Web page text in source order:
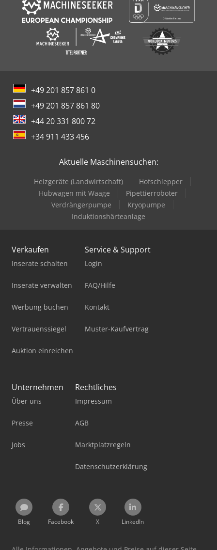
+49 201 857 861 0
+49 201 857 861 80
+44 20 331 800 72
+34 911 433 456
Aktuelle Maschinensuchen:
Heizgeräte (Landwirtschaft)
Hofschlepper
Hubwagen mit Waage
Pipettierroboter
Verdrängerpumpe
Kryopumpe
Induktionshärteanlage
Verkaufen
Inserate schalten
Inserate verwalten
Werbung buchen
Vertrauenssiegel
Auktion einreichen
Service & Support
Login
FAQ/Hilfe
Kontakt
Muster-Kaufvertrag
Unternehmen
Über uns
Presse
Jobs
Rechtliches
Impressum
AGB
Marktplatzregeln
Datenschutzerklärung
Blog Facebook X LinkedIn